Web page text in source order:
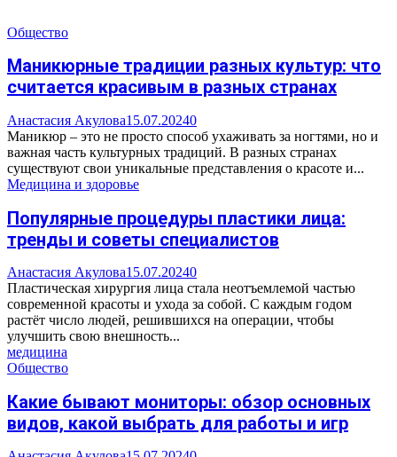
Общество
Маникюрные традиции разных культур: что
считается красивым в разных странах
Анастасия Акулова15.07.20240
Маникюр – это не просто способ ухаживать за ногтями, но и
важная часть культурных традиций. В разных странах
существуют свои уникальные представления о красоте и...
Медицина и здоровье
Популярные процедуры пластики лица:
тренды и советы специалистов
Анастасия Акулова15.07.20240
Пластическая хирургия лица стала неотъемлемой частью
современной красоты и ухода за собой. С каждым годом
растёт число людей, решившихся на операции, чтобы
улучшить свою внешность...
медицина
Общество
Какие бывают мониторы: обзор основных
видов, какой выбрать для работы и игр